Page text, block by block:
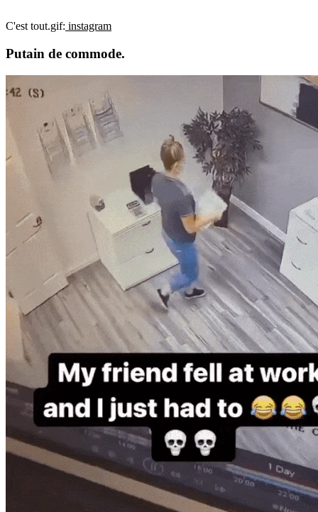
C'est tout.gif: instagram
Putain de commode.